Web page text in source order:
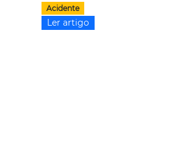
Acidente
Ler artigo